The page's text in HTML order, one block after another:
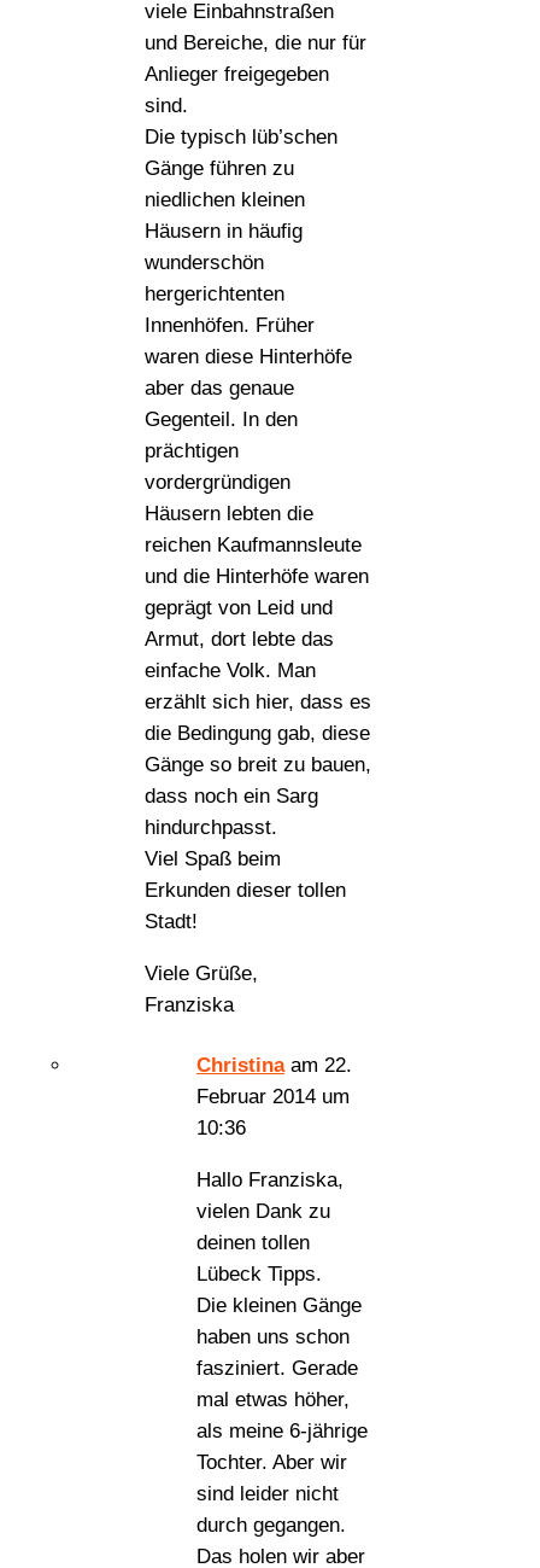
viele Einbahnstraßen
und Bereiche, die nur für
Anlieger freigegeben
sind.
Die typisch lüb’schen
Gänge führen zu
niedlichen kleinen
Häusern in häufig
wunderschön
hergerichtenten
Innenhöfen. Früher
waren diese Hinterhöfe
aber das genaue
Gegenteil. In den
prächtigen
vordergründigen
Häusern lebten die
reichen Kaufmannsleute
und die Hinterhöfe waren
geprägt von Leid und
Armut, dort lebte das
einfache Volk. Man
erzählt sich hier, dass es
die Bedingung gab, diese
Gänge so breit zu bauen,
dass noch ein Sarg
hindurchpasst.
Viel Spaß beim
Erkunden dieser tollen
Stadt!
Viele Grüße,
Franziska
Christina am 22.
Februar 2014 um
10:36
Hallo Franziska,
vielen Dank zu
deinen tollen
Lübeck Tipps.
Die kleinen Gänge
haben uns schon
fasziniert. Gerade
mal etwas höher,
als meine 6-jährige
Tochter. Aber wir
sind leider nicht
durch gegangen.
Das holen wir aber